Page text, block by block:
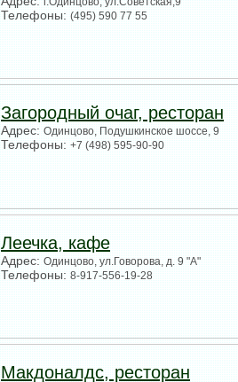
Телефоны:(495) 590 77 55
Загородный очаг, ресторан
Адрес:Одинцово, Подушкинское шоссе, 9
Телефоны:+7 (498) 595-90-90
Леечка, кафе
Адрес:Одинцово, ул.Говорова, д. 9 "А"
Телефоны:8-917-556-19-28
Макдоналдс, ресторан